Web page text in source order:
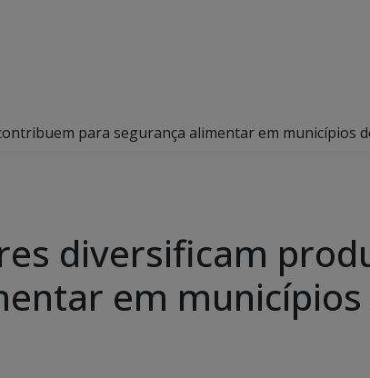
para segurança alimentar em municípios
diversificam
em municípios